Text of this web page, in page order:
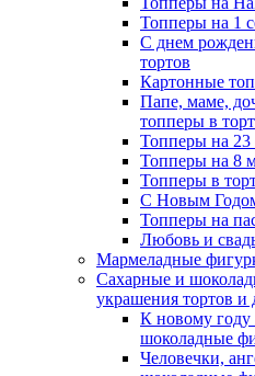
Топперы на 1
С днем
тортов
Картонные
Папе, маме,
топперы в торт
Топперы на 23
Топперы на 8
Топперы в
С Новым
Топперы на
Любовь и
Мармеладные
Сахарные и
украшения тортов и
К новому году
шоколадные
Человечки,